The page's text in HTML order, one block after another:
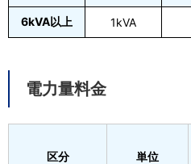
6kVA以上 1kVA
電力量料金
区分 単位